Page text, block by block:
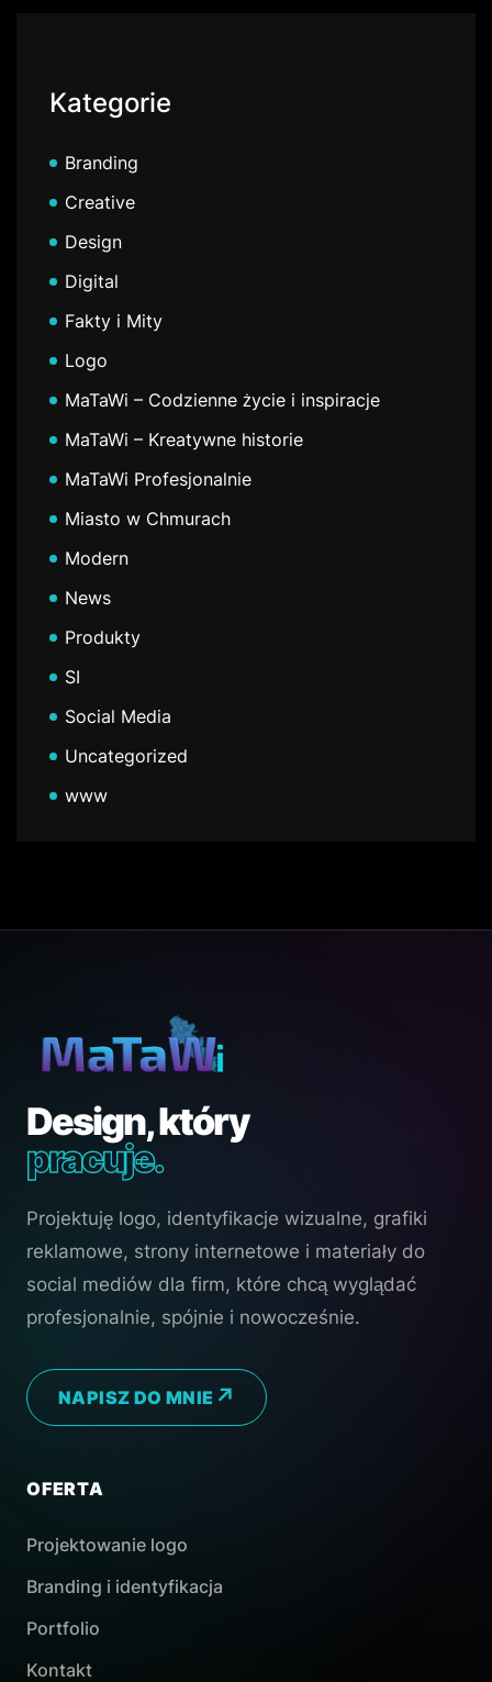
Kategorie
Branding
Creative
Design
Digital
Fakty i Mity
Logo
MaTaWi – Codzienne życie i inspiracje
MaTaWi – Kreatywne historie
MaTaWi Profesjonalnie
Miasto w Chmurach
Modern
News
Produkty
SI
Social Media
Uncategorized
www
Design, który
pracuje.
Projektuję logo, identyfikacje wizualne, grafiki
reklamowe, strony internetowe i materiały do
social mediów dla firm, które chcą wyglądać
profesjonalnie, spójnie i nowocześnie.
NAPISZ DO MNIE
OFERTA
Projektowanie logo
Branding i identyfikacja
Portfolio
Kontakt